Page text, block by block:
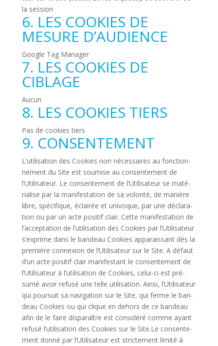
la session
6. LES COOKIES DE
MESURE D’AUDIENCE
Google Tag Manager
7. LES COOKIES DE
CIBLAGE
Aucun
8. LES COOKIES TIERS
Pas de cookies tiers
9. CONSENTEMENT
L’utilisation des Cookies non néces­saires au fonc­tion­
ne­ment du Site est sou­mise au consen­te­ment de
l’Utilisateur. Le consen­te­ment de l’Utilisateur se maté­
ria­lise par la mani­fes­ta­tion de sa volonté, de manière
libre, spé­ci­fique, éclairée et uni­voque, par une décla­ra­
tion ou par un acte positif clair. Cette mani­fes­ta­tion de
l’acceptation de l’utilisation des Cookies par l’Utilisateur
s’exprime dans le ban­deau Cookies appa­rais­sant dès la
pre­mière connexion de l’Utilisateur sur le Site. A défaut
d’un acte positif clair mani­fes­tant le consen­te­ment de
l’Utilisateur à l’utilisation de Cookies, celui-ci est pré­
sumé avoir refusé une telle uti­li­sa­tion. Ainsi, l’Utilisateur
qui pour­suit sa navi­ga­tion sur le Site, qui ferme le ban­
deau Cookies ou qui clique en dehors de ce ban­deau
afin de le faire dis­pa­raître est consi­déré comme ayant
refusé l’utilisation des Cookies sur le Site.Le consen­te­
ment donné par l’Utilisateur est stric­te­ment limité à